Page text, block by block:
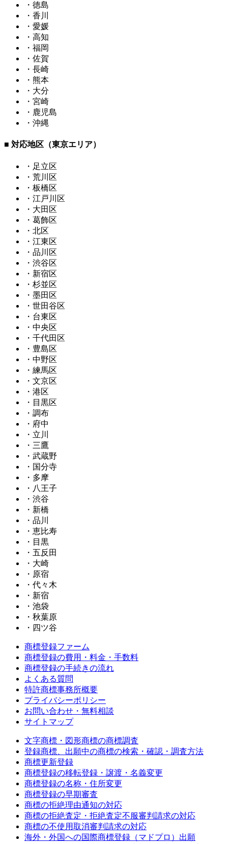
・徳島
・香川
・愛媛
・高知
・福岡
・佐賀
・長崎
・熊本
・大分
・宮崎
・鹿児島
・沖縄
■ 対応地区（東京エリア）
・足立区
・荒川区
・板橋区
・江戸川区
・大田区
・葛飾区
・北区
・江東区
・品川区
・渋谷区
・新宿区
・杉並区
・墨田区
・世田谷区
・台東区
・中央区
・千代田区
・豊島区
・中野区
・練馬区
・文京区
・港区
・目黒区
・調布
・府中
・立川
・三鷹
・武蔵野
・国分寺
・多摩
・八王子
・渋谷
・新橋
・品川
・恵比寿
・目黒
・五反田
・大崎
・原宿
・代々木
・新宿
・池袋
・秋葉原
・四ツ谷
商標登録ファーム
商標登録の費用・料金・手数料
商標登録の手続きの流れ
よくある質問
特許商標事務所概要
プライバシーポリシー
お問い合わせ・無料相談
サイトマップ
文字商標・図形商標の商標調査
登録商標、出願中の商標の検索・確認・調査方法
商標更新登録
商標登録の移転登録・譲渡・名義変更
商標登録の名称・住所変更
商標登録の早期審査
商標の拒絶理由通知の対応
商標の拒絶査定・拒絶査定不服審判請求の対応
商標の不使用取消審判請求の対応
海外・外国への国際商標登録（マドプロ）出願